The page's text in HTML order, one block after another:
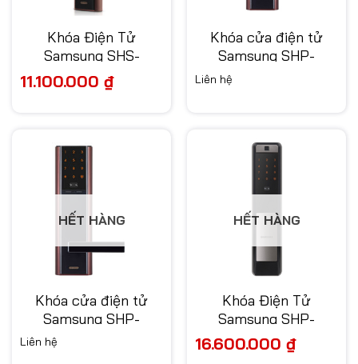
Khóa Điện Tử
Samsung SHS-
H538BC/EN
11.100.000 ₫
Khóa cửa điện tử
Samsung SHP-
DH538MC/EN
Liên hệ
HẾT HÀNG
Khóa cửa điện tử
Samsung SHP-
DH537MC/EN
Liên hệ
HẾT HÀNG
Khóa Điện Tử
Samsung SHP-
DP609AS/EN
16.600.000 ₫